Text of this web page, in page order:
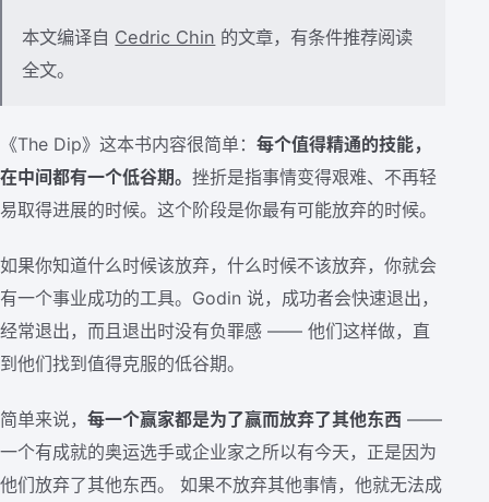
本文编译自 Cedric Chin 的文章，有条件推荐阅读
全文。
《The Dip》这本书内容很简单： 每个值得精通的技能，
在中间都有一个低谷期。 挫折是指事情变得艰难、不再轻
易取得进展的时候。这个阶段是你最有可能放弃的时候。
如果你知道什么时候该放弃，什么时候不该放弃，你就会
有一个事业成功的工具。Godin 说，成功者会快速退出，
经常退出，而且退出时没有负罪感 —— 他们这样做，直
到他们找到值得克服的低谷期。
简单来说， 每一个赢家都是为了赢而放弃了其他东西 ——
一个有成就的奥运选手或企业家之所以有今天，正是因为
他们放弃了其他东西。 如果不放弃其他事情，他就无法成